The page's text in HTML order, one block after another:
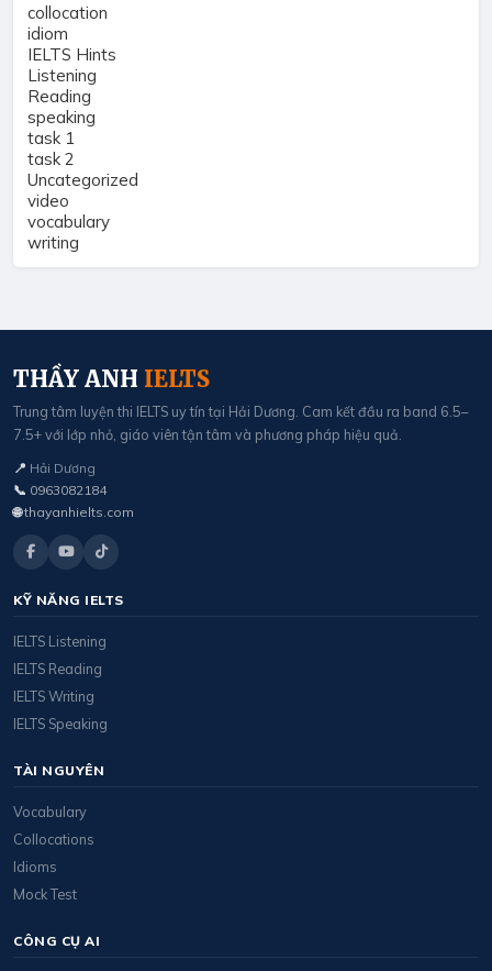
collocation
idiom
IELTS Hints
Listening
Reading
speaking
task 1
task 2
Uncategorized
video
vocabulary
writing
THẦY ANH IELTS
Trung tâm luyện thi IELTS uy tín tại Hải Dương. Cam kết đầu ra band 6.5–
7.5+ với lớp nhỏ, giáo viên tận tâm và phương pháp hiệu quả.
📍 Hải Dương
📞 0963082184
🌐 thayanhielts.com
KỸ NĂNG IELTS
IELTS Listening
IELTS Reading
IELTS Writing
IELTS Speaking
TÀI NGUYÊN
Vocabulary
Collocations
Idioms
Mock Test
CÔNG CỤ AI